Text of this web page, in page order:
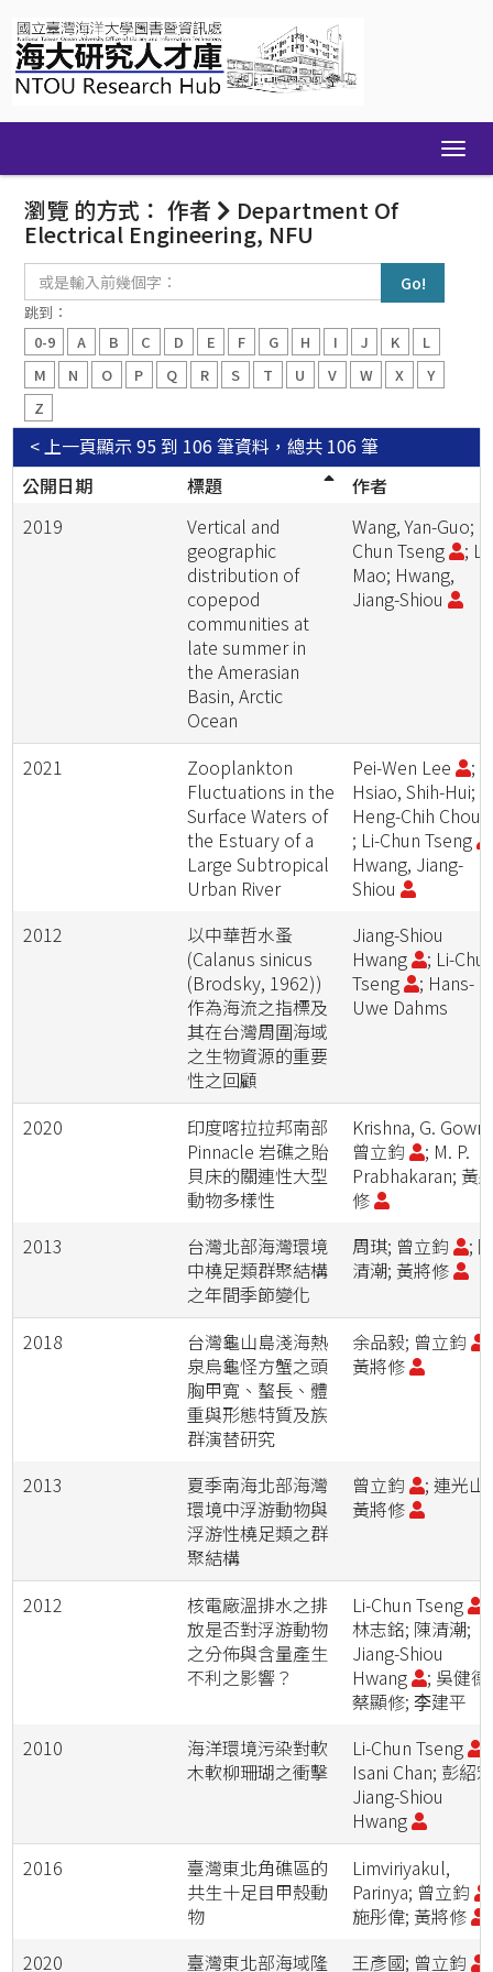
navigation
瀏覽 的方式： 作者 Department Of
Electrical Engineering, NFU
入
前
幾
個
跳到：
0-9
A B C D E F G H I J K
L
M
N O P Q R S T U V W X
Y
Z
顯示 95 到 106 筆資料，總共 106 筆
< 上一頁
公開日期
標題
作者
2019
Vertical and
geographic
distribution of
copepod
communities at
late summer in
the Amerasian
Basin, Arctic
Ocean
Wang, Yan-Guo;
Chun Tseng
;
Mao; Hwang,
Jiang-Shiou
2021
Zooplankton
Fluctuations in the
Surface Waters of
the Estuary of a
Large Subtropical
Urban River
Pei-Wen Lee
;
Hsiao, Shih-Hui;
Heng-Chih Chou
; Li-Chun Tseng
Hwang, Jiang-
Shiou
2012
以中華哲水蚤
(Calanus sinicus
(Brodsky, 1962))
作為海流之指標及
其在台灣周圍海域
之生物資源的重要
性之回顧
Jiang-Shiou
Hwang
; Li-
Tseng
; Hans-
Uwe Dahms
2020
印度喀拉拉邦南部
Pinnacle 岩礁之貽
貝床的關連性大型
動物多樣性
Krishna, G. Gowri;
曾立鈞
; M. P.
Prabhakaran; 黃
修
2013
台灣北部海灣環境
中橈足類群聚結構
之年間季節變化
周琪; 曾立鈞
;
清潮; 黃將修
2018
台灣龜山島淺海熱
泉烏龜怪方蟹之頭
胸甲寬、螯長、體
重與形態特質及族
群演替研究
余品毅; 曾立鈞
黃將修
2013
夏季南海北部海灣
環境中浮游動物與
浮游性橈足類之群
聚結構
曾立鈞
; 連光山;
黃將修
2012
核電廠溫排水之排
放是否對浮游動物
之分佈與含量產生
不利之影響？
Li-Chun Tseng
林志銘; 陳清潮;
Jiang-Shiou
Hwang
; 吳健德;
蔡顯修; 李建平
2010
海洋環境污染對軟
木軟柳珊瑚之衝擊
Li-Chun Tseng
Isani Chan; 彭紹
Jiang-Shiou
Hwang
2016
臺灣東北角礁區的
共生十足目甲殼動
物
Limviriyakul,
Parinya; 曾立鈞
施彤偉; 黃將修
2020
臺灣東北部海域隆 王彥國; 曾立鈞